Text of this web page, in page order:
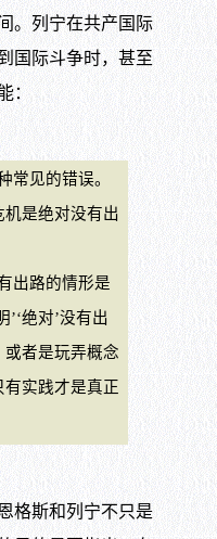
。列宁在共产国际
国际斗争时，甚至
：
见的错误。
是绝对没有出
路的情形是
绝对’没有出
者是玩弄概念
实践才是真正
斯和列宁不只是